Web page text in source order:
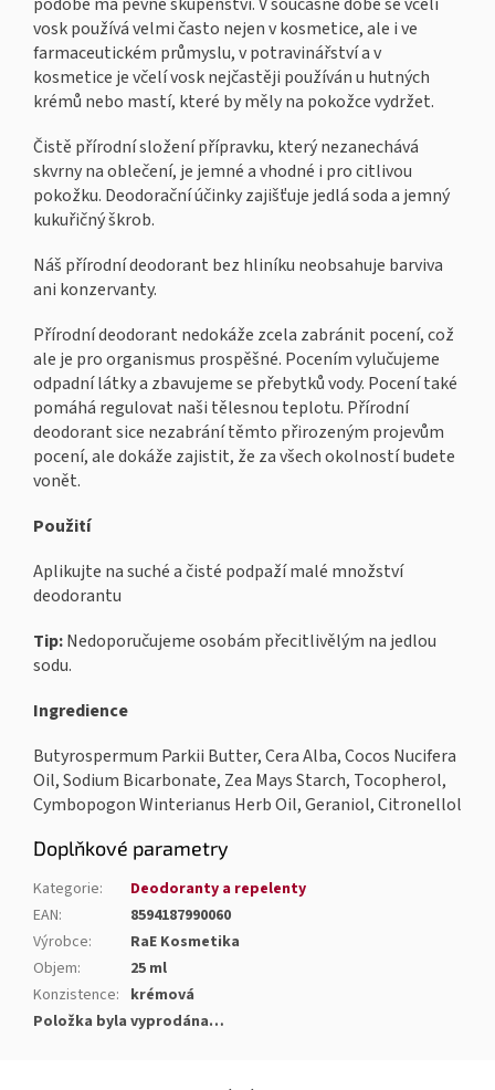
podobě má pevné skupenství. V současné době se včelí
vosk používá velmi často nejen v kosmetice, ale i ve
farmaceutickém průmyslu, v potravinářství a v
kosmetice je včelí vosk nejčastěji používán u hutných
krémů nebo mastí, které by měly na pokožce vydržet.
Čistě přírodní složení přípravku, který nezanechává
skvrny na oblečení, je jemné a vhodné i pro citlivou
pokožku. Deodorační účinky zajišťuje jedlá soda a jemný
kukuřičný škrob.
Náš přírodní deodorant bez hliníku neobsahuje barviva
ani konzervanty.
Přírodní deodorant nedokáže zcela zabránit pocení, což
ale je pro organismus prospěšné. Pocením vylučujeme
odpadní látky a zbavujeme se přebytků vody. Pocení také
pomáhá regulovat naši tělesnou teplotu. Přírodní
deodorant sice nezabrání těmto přirozeným projevům
pocení, ale dokáže zajistit, že za všech okolností budete
vonět.
Použití
Aplikujte na suché a čisté podpaží malé množství
deodorantu
Tip:Nedoporučujeme osobám přecitlivělým na jedlou
sodu.
Ingredience
Butyrospermum Parkii Butter, Cera Alba, Cocos Nucifera
Oil, Sodium Bicarbonate, Zea Mays Starch, Tocopherol,
Cymbopogon Winterianus Herb Oil, Geraniol, Citronellol
Doplňkové parametry
Kategorie:
Deodoranty a repelenty
EAN:
8594187990060
Výrobce:
RaE Kosmetika
Objem:
25 ml
Konzistence: krémová
Položka byla vyprodána…